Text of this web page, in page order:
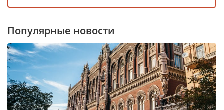
Популярные новости